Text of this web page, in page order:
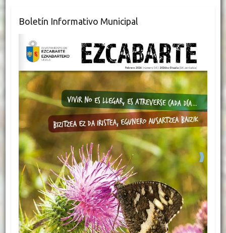
Boletín Informativo Municipal